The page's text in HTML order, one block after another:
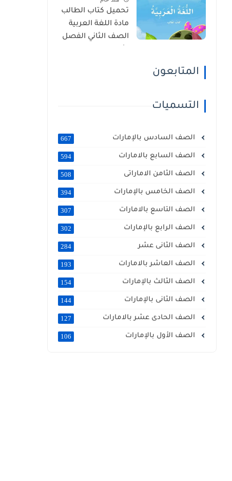
تحميل كتاب الطالب
مادة اللغة العربية
الصف الثاني الفصل
المتابعون
التسميات
الصف السادس بالإمارات 667
الصف السابع بالامارات 594
الصف الثامن الاماراتى 508
الصف الخامس بالإمارات 394
الصف التاسع بالامارات 307
الصف الرابع بالإمارات 302
الصف الثانى عشر 284
الصف العاشر بالامارات 193
الصف الثالث بالإمارات 154
الصف الثانى بالإمارات 144
الصف الحادى عشر بالامارات 127
الصف الأول بالإمارات 106